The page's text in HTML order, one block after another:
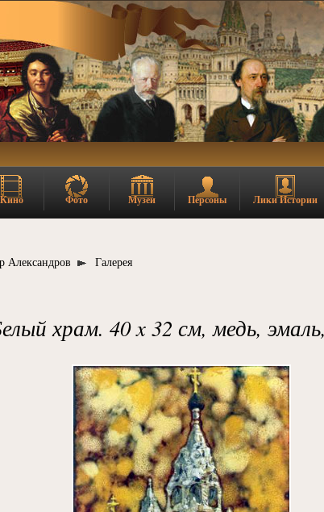
Кино Фото Музеи Персоны Лики Истории
Александров Галерея
храм. 40 x 32 см, медь,